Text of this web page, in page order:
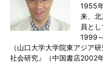
1955
来、
員と
1999
（山口大学大学院東アジア
社会研究』（中国書店2002